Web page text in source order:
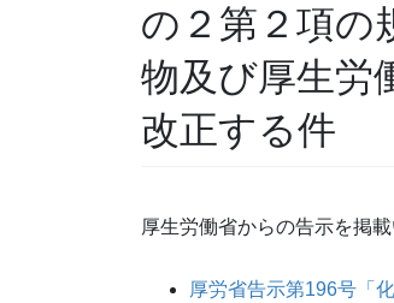
の２第２項の
物及び厚生労
改正する件
厚生労働省からの告示を掲
厚労省告示第196号「